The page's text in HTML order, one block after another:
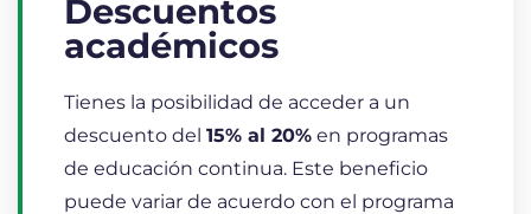
Descuentos
académicos
Tienes la posibilidad de acceder a un
descuento del 15% al 20% en programas
de educación continua. Este beneficio
puede variar de acuerdo con el programa